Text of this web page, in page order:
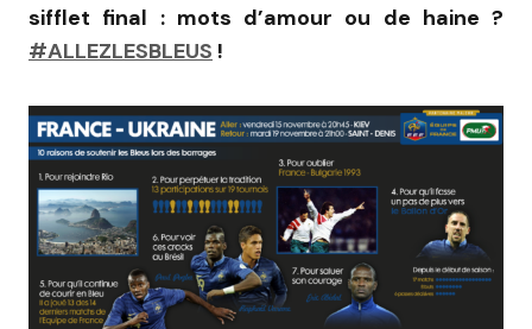
sifflet final : mots d’amour ou de haine ?
#ALLEZLESBLEUS !